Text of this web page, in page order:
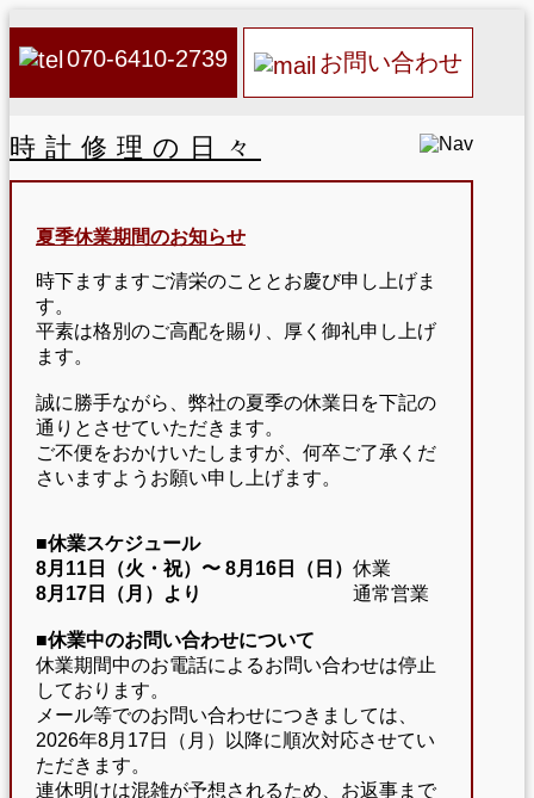
070-6410-2739 お問い合わせ
時計修理の日々
夏季休業期間のお知らせ
時下ますますご清栄のこととお慶び申し上げま
す。
平素は格別のご高配を賜り、厚く御礼申し上げ
ます。
誠に勝手ながら、弊社の夏季の休業日を下記の
通りとさせていただきます。
ご不便をおかけいたしますが、何卒ご了承くだ
さいますようお願い申し上げます。
■休業スケジュール
8月11日（火・祝）〜 8月16日（日） 休業
8月17日（月）より
通常営業
■休業中のお問い合わせについて
休業期間中のお電話によるお問い合わせは停止
しております。
メール等でのお問い合わせにつきましては、
2026年8月17日（月）以降に順次対応させてい
ただきます。
連休明けは混雑が予想されるため、お返事まで